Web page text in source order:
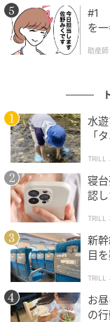
#1
を
助産
水
「
TRILL
寝
認
TRILL
新
目
TRILL
お
の